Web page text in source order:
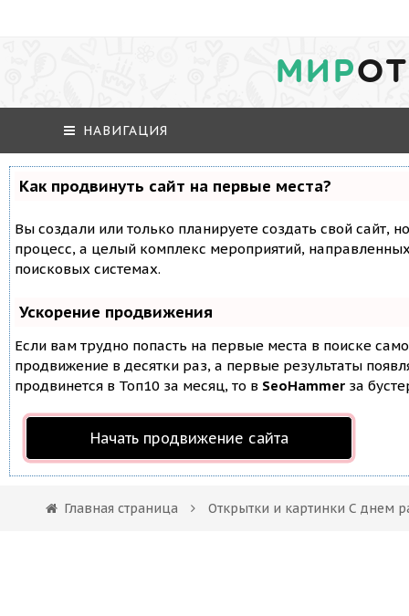
МИР
НАВИГАЦИЯ
Как продвинуть сайт на первые места?
Вы создали или только планируете создать свой сайт,
процесс, а целый комплекс мероприятий,
поисковых системах.
Ускорение продвижения
Если вам трудно попасть на первые места в поиске
продвижение в десятки раз, а первые результаты
продвинется в Топ10 за месяц, то в SeoHammer за
Начать продвижение сайта
Главная страница Открытки и картинки С днем